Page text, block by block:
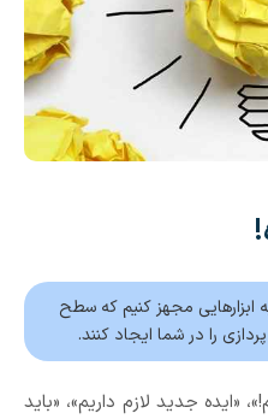
ابزارهایی مجهز کنیم که سطح
را در شما ایجاد کنند.
«ایده‌ جدید لازم داریم»، «باید